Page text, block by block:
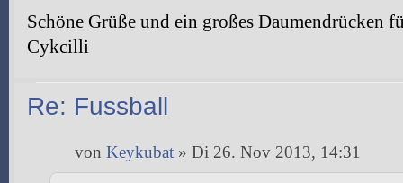
Schöne Grüße und ein großes Daumendrücken
Cykcilli
Re: Fussball
von Keykubat » Di 26. Nov 2013, 14:31